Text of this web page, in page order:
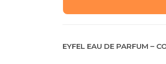
EYFEL EAU DE PARFUM –